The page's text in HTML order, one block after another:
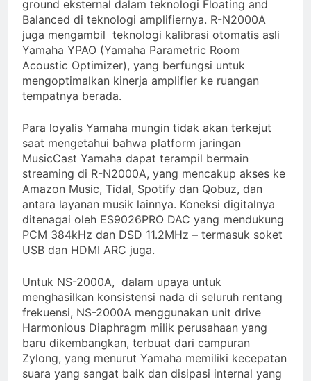
ground eksternal dalam teknologi Floating and
Balanced di teknologi amplifiernya. R-N2000A
juga mengambil teknologi kalibrasi otomatis asli
Yamaha YPAO (Yamaha Parametric Room
Acoustic Optimizer), yang berfungsi untuk
mengoptimalkan kinerja amplifier ke ruangan
tempatnya berada.
Para loyalis Yamaha mungin tidak akan terkejut
saat mengetahui bahwa platform jaringan
MusicCast Yamaha dapat terampil bermain
streaming di R-N2000A, yang mencakup akses ke
Amazon Music, Tidal, Spotify dan Qobuz, dan
antara layanan musik lainnya. Koneksi digitalnya
ditenagai oleh ES9026PRO DAC yang mendukung
PCM 384kHz dan DSD 11.2MHz – termasuk soket
USB dan HDMI ARC juga.
Untuk NS-2000A, dalam upaya untuk
menghasilkan konsistensi nada di seluruh rentang
frekuensi, NS-2000A menggunakan unit drive
Harmonious Diaphragm milik perusahaan yang
baru dikembangkan, terbuat dari campuran
Zylong, yang menurut Yamaha memiliki kecepatan
suara yang sangat baik dan disipasi internal yang